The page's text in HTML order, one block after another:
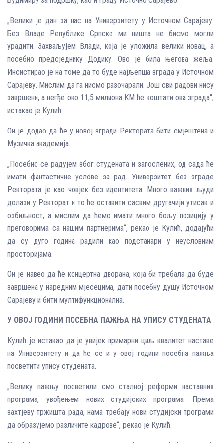
„Велики је дан за нас на Универзитету у Источном Сарајеву.
Без Владе Републике Српске ми ништа не бисмо могли
урадити. Захваљујем Влади, која је уложила велики новац, а
посебно предсједнику Додику. Ово је била његова жеља.
Инсистирао је на томе да то буде најљепша зграда у Источном
Сарајеву. Мислим да га нисмо разочарали. Још сви радови нису
завршени, а негђе око 11,5 милиона КМ ће коштати ова зграда“,
истакао је Кулић.
Он је додао да ће у новој згради Ректората бити смјештена и
Музичка академија.
„Посебно се радујем због студената и запослених, од сада ће
имати фантастичне услове за рад. Универзитет без зграде
Ректората је као човјек без идентитета. Много важних људи
долази у Ректорат и то ће оставити сасвим другачији утисак и
озбиљност, а мислим да ћемо имати много бољу позицију у
преговорима са нашим партнерима“, рекао је Кулић, додајући
да су дуго година радили као подстанари у неусловним
просторијама.
Он је навео да ће концертна дворана, која би требала да буде
завршена у наредним мјесецима, дати посебну душу Источном
Сарајеву и бити мултифункционална.
У ОВОЈ ГОДИНИ ПОСЕБНА ПАЖЊА НА УПИСУ СТУДЕНАТА
Кулић је истакао да је увијек примарни циљ квалитет наставе
на Универзитету и да ће се и у овој години посебна пажња
посветити упису студената.
„Велику пажњу посветили смо сталној реформи наставних
програма, увођењем нових студијских програма. Према
захтјеву тржишта рада, нама требају нови студијски програми
да образујемо различите кадрове“, рекао је Кулић.